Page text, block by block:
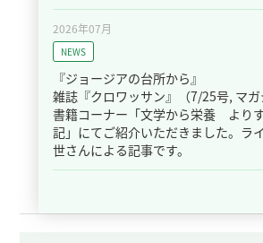
2026年07月
NEWS
『ジョージアの台所から』
雑誌『クロワッサン』（7/25号, マ
書籍コーナー「文学から栄養 より
記」にてご紹介いただきました。ラ
世さんによる記事です。